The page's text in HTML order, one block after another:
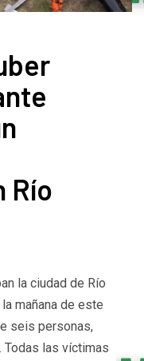
Río
la ciudad de Río
mañana de este
seis personas,
Todas las víctimas